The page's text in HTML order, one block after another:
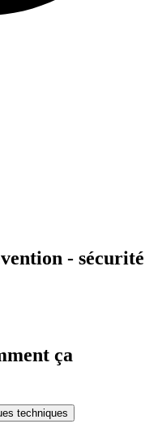
- sécurité
ça
techniques